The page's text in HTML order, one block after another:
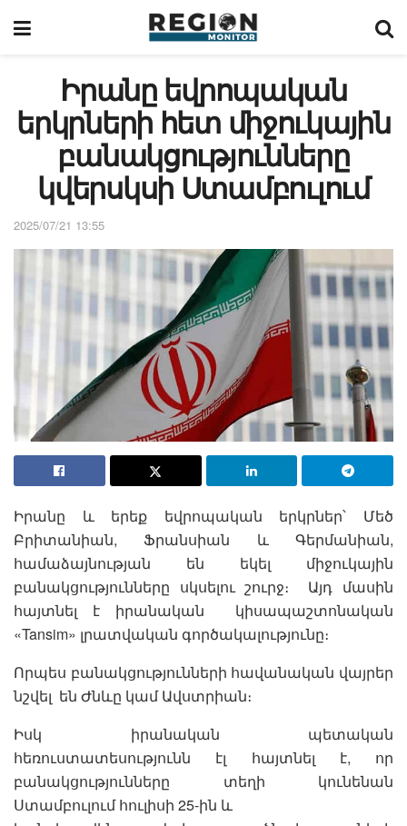
Իրանը եվրոպական
երկրների հետ միջուկային
բանակցությունները
կվերսկսի Ստամբուլում
2025/07/21 13:55
Իրանը և երեք եվրոպական երկրներ՝ Մեծ
Բրիտանիան, Ֆրանսիան և Գերմանիան,
համաձայնության են եկել միջուկային
բանակցությունները սկսելու շուրջ։ Այդ մասին
հայտնել է իրանական կիսապաշտոնական
«Tansim» լրատվական գործակալությունը։
Որպես բանակցությունների հավանական վայրեր
նշվել են Ժնևը կամ Ավստրիան։
Իսկ իրանական պետական
հեռուստատեսությունն էլ հայտնել է, որ
բանակցությունները տեղի կունենան
Ստամբուլում հուլիսի 25-ին և